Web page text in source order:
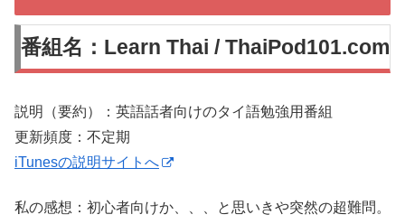
番組名：Learn Thai / ThaiPod101.com
説明（要約）：英語話者向けのタイ語勉強用番組
更新頻度：不定期
iTunesの説明サイトへ
私の感想：初心者向けか、、、と思いきや突然の超難問。